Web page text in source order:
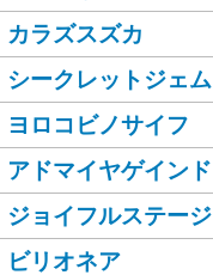
カラズスズカ
シークレットジェム
ヨロコビノサイフ
アドマイヤゲインド
ジョイフルステージ
ビリオネア